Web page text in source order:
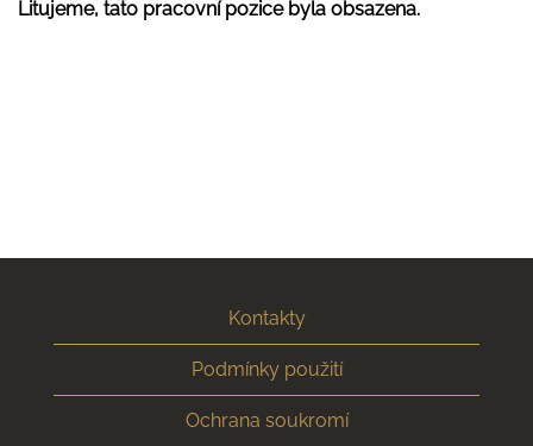
Litujeme, tato pracovní pozice byla obsazena.
Kontakty
Podmínky použití
Ochrana soukromí